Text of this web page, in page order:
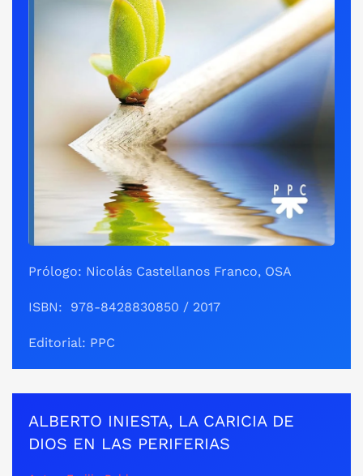
Prólogo: Nicolás Castellanos Franco, OSA
ISBN: ‎ 978-8428830850 / 2017
Editorial: PPC
ALBERTO INIESTA, LA CARICIA DE
DIOS EN LAS PERIFERIAS